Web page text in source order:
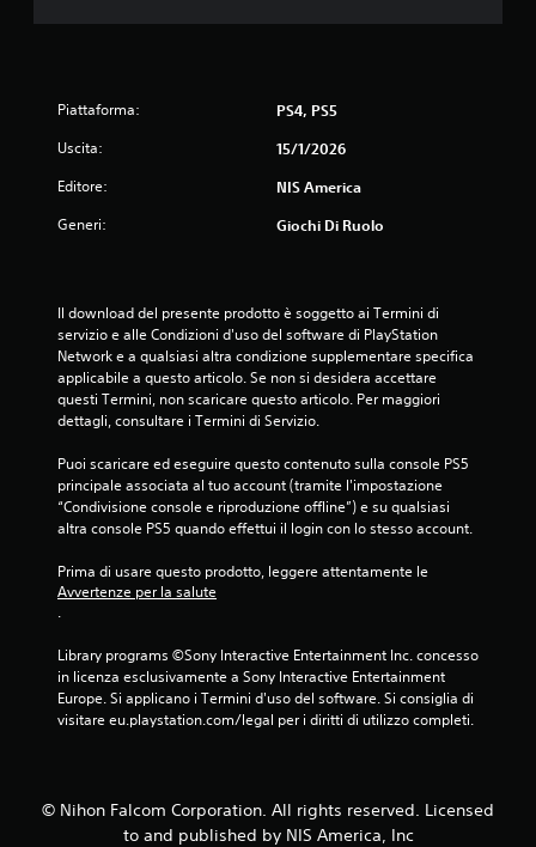
Piattaforma: PS4, PS5
Uscita: 15/1/2026
Editore: NIS America
Generi: Giochi Di Ruolo
Il download del presente prodotto è soggetto ai Termini di
servizio e alle Condizioni d'uso del software di PlayStation
Network e a qualsiasi altra condizione supplementare specifica
applicabile a questo articolo. Se non si desidera accettare
questi Termini, non scaricare questo articolo. Per maggiori
dettagli, consultare i Termini di Servizio.
Puoi scaricare ed eseguire questo contenuto sulla console PS5
principale associata al tuo account (tramite l'impostazione
“Condivisione console e riproduzione offline”) e su qualsiasi
altra console PS5 quando effettui il login con lo stesso account.
Prima di usare questo prodotto, leggere attentamente le
Avvertenze per la salute
.
Library programs ©Sony Interactive Entertainment Inc. concesso
in licenza esclusivamente a Sony Interactive Entertainment
Europe. Si applicano i Termini d'uso del software. Si consiglia di
visitare eu.playstation.com/legal per i diritti di utilizzo completi.
© Nihon Falcom Corporation. All rights reserved. Licensed
to and published by NIS America, Inc